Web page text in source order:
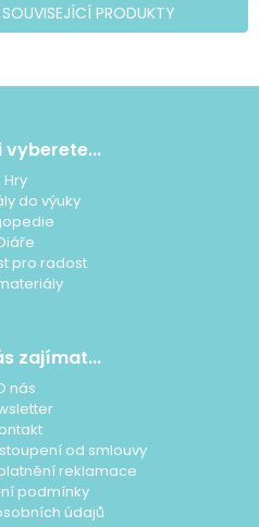
PRODUKTY
vyberete...
Hry
do výuky
pro radost
zajímat...
nás
od smlouvy
reklamace
podmínky
údajů